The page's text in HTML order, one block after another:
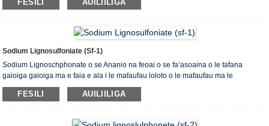
FESILI AUILIILIGA
Sodium Lignosulfoniate (sf-1)
Sodium Lignoschphonate o se Ananio na feoai o se faʻasoaina o le tafana
gaioiga gaioiga ma e faia e ala i le mafaufau loloto o le mafaufau ma le
faʻamamaina o le mafaufau ma le faʻapipiʻi. O lenei oloa o le lanu samasama
lanu enaena-tafe-tafe, suamalie i le vai, vailaʻau vailaʻau tumau, o le teuina umi o
FESILI AUILIILIGA